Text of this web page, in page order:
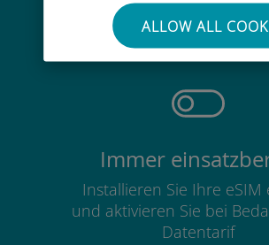
ALLOW ALL
Sie müssen Ihre
Karte nicht
Immer
Installieren Sie Ihre eSIM
und aktivieren Sie bei
Datentarif